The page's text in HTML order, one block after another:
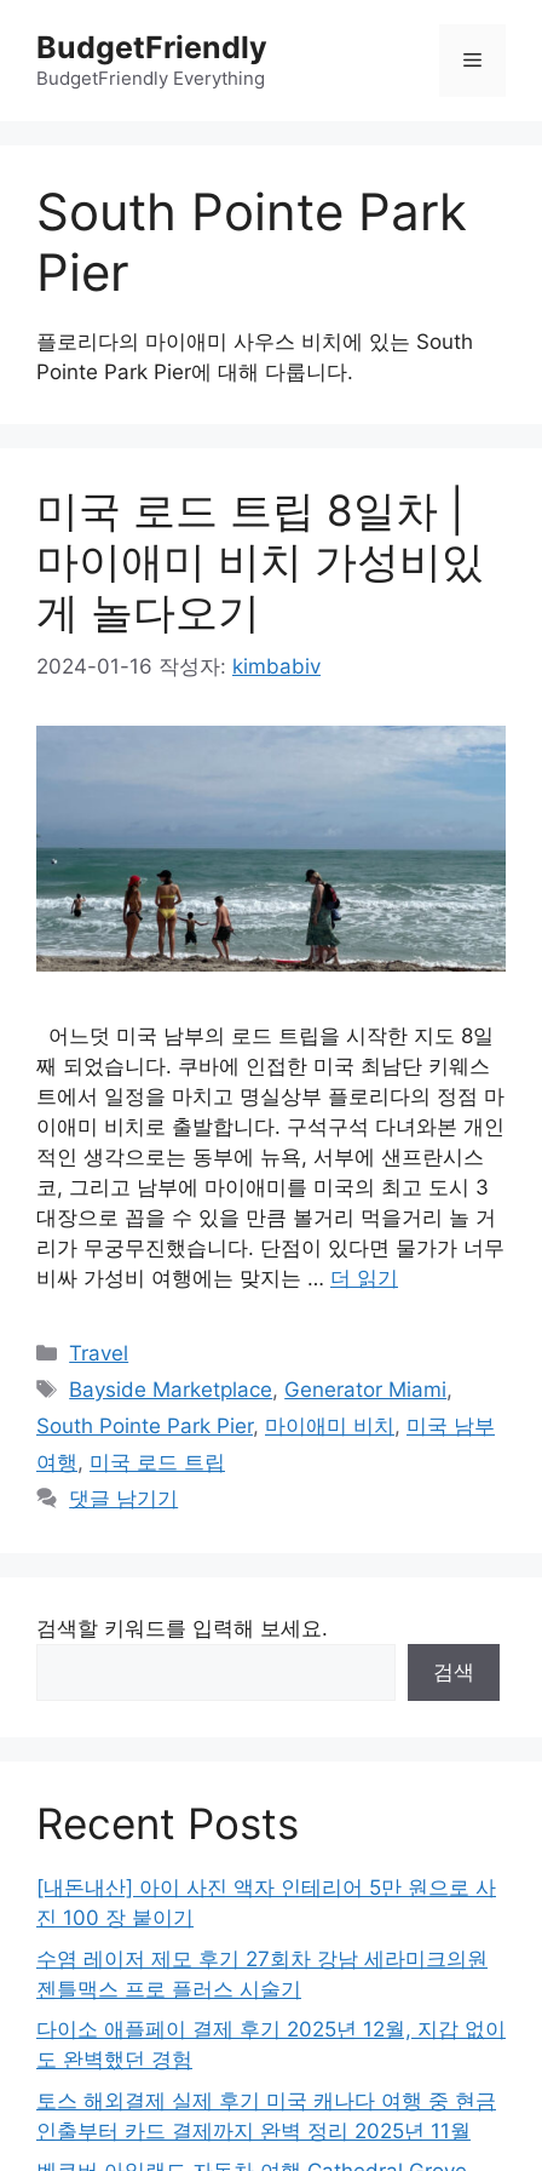
BudgetFriendly
BudgetFriendly Everything
메
South Pointe Park
Pier
플로리다의 마이애미 사우스 비치에 있는 South
Pointe Park Pier에 대해 다룹니다.
미국 로드 트립 8일차 |
마이애미 비치 가성비있
게 놀다오기
2024-01-16 작성자: kimbabiv
어느덧 미국 남부의 로드 트립을 시작한 지도 8일
째 되었습니다. 쿠바에 인접한 미국 최남단 키웨스
트에서 일정을 마치고 명실상부 플로리다의 정점 마
이애미 비치로 출발합니다. 구석구석 다녀와본 개인
적인 생각으로는 동부에 뉴욕, 서부에 샌프란시스
코, 그리고 남부에 마이애미를 미국의 최고 도시 3
대장으로 꼽을 수 있을 만큼 볼거리 먹을거리 놀 거
리가 무궁무진했습니다. 단점이 있다면 물가가 너무
비싸 가성비 여행에는 맞지는 … 더 읽기
카
테
리
Travel
태
그
Bayside Marketplace, Generator Miami,
South Pointe Park Pier, 마이애미 비치 , 미국 남부
여행, 미국 로드 트립
댓글 남기기
검색할 키워드를 입력해 보세요.
검색
Recent Posts
[내돈내산] 아이 사진 액자 인테리어 5만 원으로 사
진 100 장 붙이기
수염 레이저 제모 후기 27회차 강남 세라미크의원
젠틀맥스 프로 플러스 시술기
다이소 애플페이 결제 후기 2025년 12월, 지갑 없이
도 완벽했던 경험
토스 해외결제 실제 후기 미국 캐나다 여행 중 현금
인출부터 카드 결제까지 완벽 정리 2025년 11월